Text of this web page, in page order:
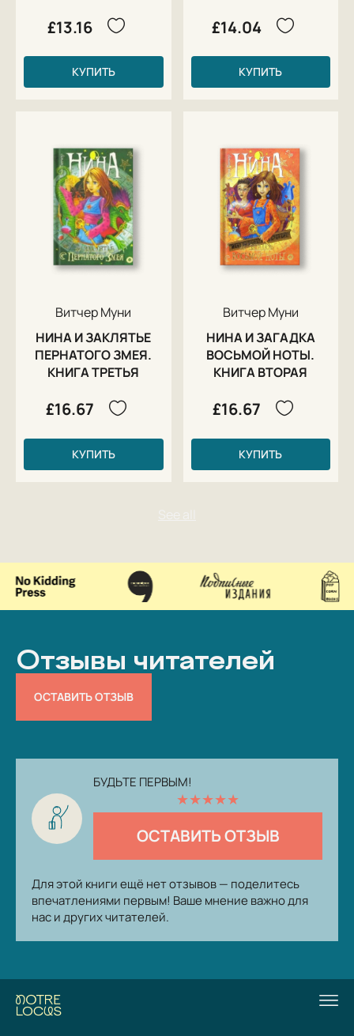
£13.16
КУПИТЬ
£14.04
КУПИТЬ
Витчер Муни
НИНА И ЗАКЛЯТЬЕ
ПЕРНАТОГО ЗМЕЯ.
КНИГА ТРЕТЬЯ
£16.67
КУПИТЬ
Витчер Муни
НИНА И ЗАГАДКА
ВОСЬМОЙ НОТЫ.
КНИГА ВТОРАЯ
£16.67
КУПИТЬ
Отзывы читателей
ОСТАВИТЬ ОТЗЫВ
БУДЬТЕ ПЕРВЫМ!
★★★★★
ОСТАВИТЬ ОТЗЫВ
Для этой книги ещё нет отзывов — поделитесь
впечатлениями первым! Ваше мнение важно для
нас и других читателей.